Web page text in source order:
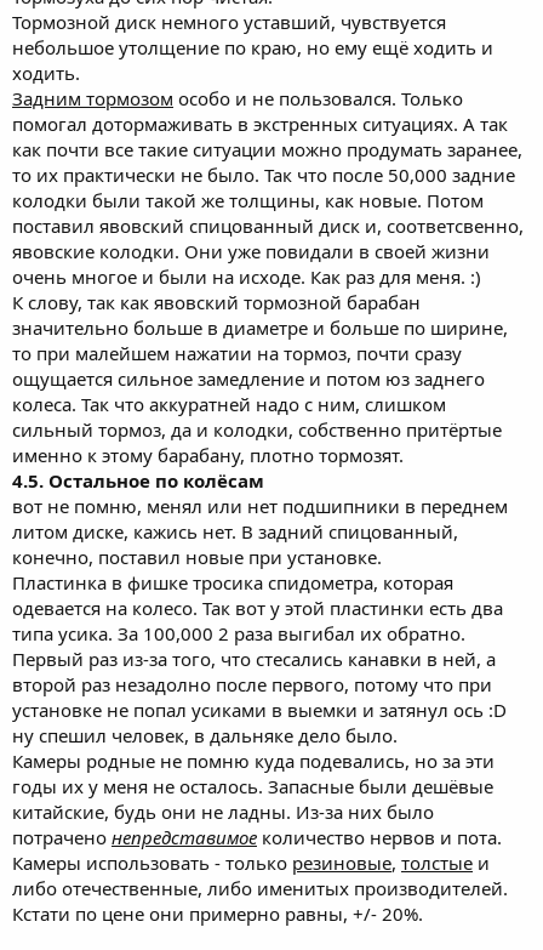
Тормозной диск немного уставший, чувствуется
небольшое утолщение по краю, но ему ещё ходить и
ходить.
Задним тормозом особо и не пользовался. Только
помогал дотормаживать в экстренных ситуациях. А так
как почти все такие ситуации можно продумать заранее,
то их практически не было. Так что после 50,000 задние
колодки были такой же толщины, как новые. Потом
поставил явовский спицованный диск и, соответсвенно,
явовские колодки. Они уже повидали в своей жизни
очень многое и были на исходе. Как раз для меня. :)
К слову, так как явовский тормозной барабан
значительно больше в диаметре и больше по ширине,
то при малейшем нажатии на тормоз, почти сразу
ощущается сильное замедление и потом юз заднего
колеса. Так что аккуратней надо с ним, слишком
сильный тормоз, да и колодки, собственно притёртые
именно к этому барабану, плотно тормозят.
4.5. Остальное по колёсам
вот не помню, менял или нет подшипники в переднем
литом диске, кажись нет. В задний спицованный,
конечно, поставил новые при установке.
Пластинка в фишке тросика спидометра, которая
одевается на колесо. Так вот у этой пластинки есть два
типа усика. За 100,000 2 раза выгибал их обратно.
Первый раз из-за того, что стесались канавки в ней, а
второй раз незадолно после первого, потому что при
установке не попал усиками в выемки и затянул ось :D
ну спешил человек, в дальняке дело было.
Камеры родные не помню куда подевались, но за эти
годы их у меня не осталось. Запасные были дешёвые
китайские, будь они не ладны. Из-за них было
потрачено непредставимое количество нервов и пота.
Камеры использовать - только резиновые, толстые и
либо отечественные, либо именитых производителей.
Кстати по цене они примерно равны, +/- 20%.